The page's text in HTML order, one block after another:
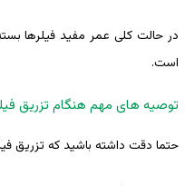
است.
توصیه های مهم هنگام تزریق
حتما دقت داشته باشید که تزریق